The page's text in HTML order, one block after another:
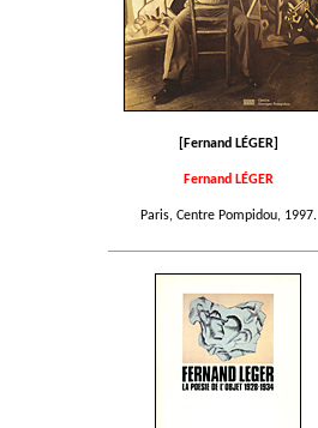
[Fernand LÉGER]
Fernand LÉGER
Paris, Centre Pompidou, 1997.